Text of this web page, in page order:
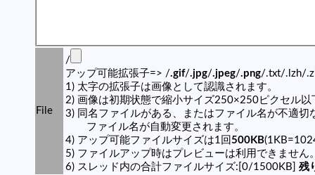
File
/
アップ可能拡張子=> /.gif/.jpg/.jpeg/.png/.txt/.lzh/
1) 太字の拡張子は画像として認識されます。
2) 画像は初期状態で縮小サイズ250×250ピクセル以
3) 同名ファイルがある、またはファイル名が不適切
ファイル名が自動変更されます。
4) アップ可能ファイルサイズは1回 500KB
5) ファイルアップ時はプレビューは利用できません
6) スレッド内の合計ファイルサイズ:[0/1500KB] 残